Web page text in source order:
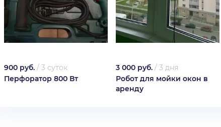
900 руб. / 3 суток
Перфоратор 800 Вт
3 000 руб. / 3 дня
Робот для мойки окон в
аренду